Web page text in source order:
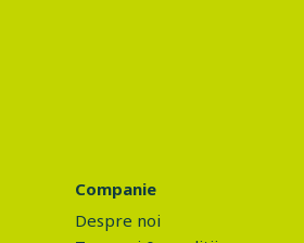
Companie
Despre noi